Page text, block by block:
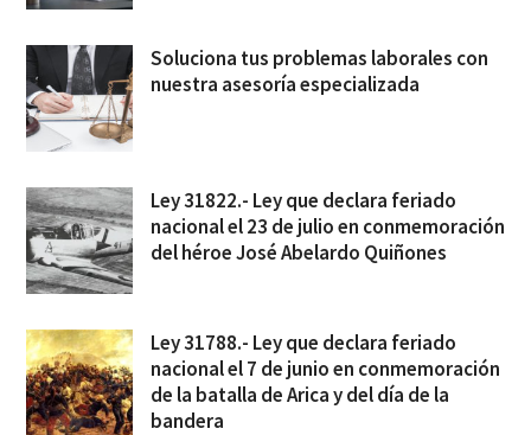
Soluciona tus problemas laborales con
nuestra asesoría especializada
Ley 31822.- Ley que declara feriado
nacional el 23 de julio en conmemoración
del héroe José Abelardo Quiñones
Ley 31788.- Ley que declara feriado
nacional el 7 de junio en conmemoración
de la batalla de Arica y del día de la
bandera